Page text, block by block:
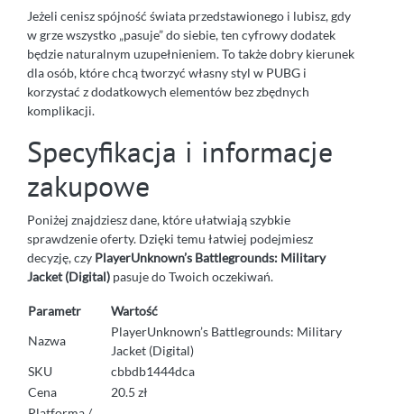
Jeżeli cenisz spójność świata przedstawionego i lubisz, gdy
w grze wszystko „pasuje” do siebie, ten cyfrowy dodatek
będzie naturalnym uzupełnieniem. To także dobry kierunek
dla osób, które chcą tworzyć własny styl w PUBG i
korzystać z dodatkowych elementów bez zbędnych
komplikacji.
Specyfikacja i informacje
zakupowe
Poniżej znajdziesz dane, które ułatwiają szybkie
sprawdzenie oferty. Dzięki temu łatwiej podejmiesz
decyzję, czy PlayerUnknown’s Battlegrounds: Military
Jacket (Digital) pasuje do Twoich oczekiwań.
Parametr
Wartość
Nazwa
PlayerUnknown’s Battlegrounds: Military
Jacket (Digital)
SKU
cbbdb1444dca
Cena
20.5 zł